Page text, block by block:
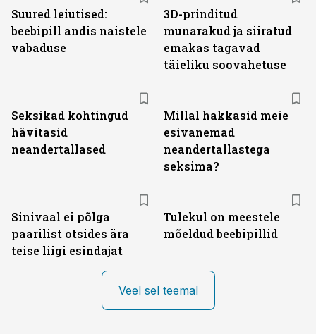
Suured leiutised:
beebipill andis naistele
vabaduse
3D-prinditud
munarakud ja siiratud
emakas tagavad
täieliku soovahetuse
Seksikad kohtingud
hävitasid
neandertallased
Millal hakkasid meie
esivanemad
neandertallastega
seksima?
Sinivaal ei põlga
paarilist otsides ära
teise liigi esindajat
Tulekul on meestele
mõeldud beebipillid
Veel sel teemal